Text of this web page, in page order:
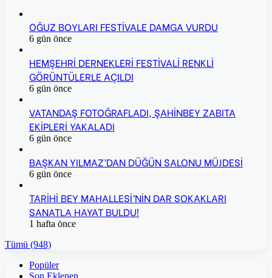
OĞUZ BOYLARI FESTİVALE DAMGA VURDU
6 gün önce
HEMŞEHRİ DERNEKLERİ FESTİVALİ RENKLİ
GÖRÜNTÜLERLE AÇILDI
6 gün önce
VATANDAŞ FOTOĞRAFLADI, ŞAHİNBEY ZABITA
EKİPLERİ YAKALADI
6 gün önce
BAŞKAN YILMAZ’DAN DÜĞÜN SALONU MÜJDESİ
6 gün önce
TARİHİ BEY MAHALLESİ’NİN DAR SOKAKLARI
SANATLA HAYAT BULDU!
1 hafta önce
Tümü (948)
Popüler